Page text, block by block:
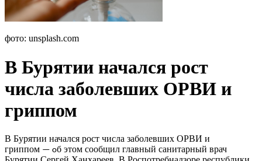
фото: unsplash.com
В Бурятии начался рост
числа заболевших ОРВИ и
гриппом
В Бурятии начался рост числа заболевших ОРВИ и
гриппом — об этом сообщил главный санитарный врач